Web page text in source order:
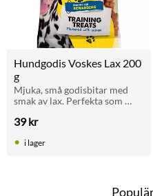
Hundgodis Voskes Lax 200
g
Mjuka, små godisbitar med
smak av lax. Perfekta som
vardags. Utan tillsatt socker.
39kr
i lager